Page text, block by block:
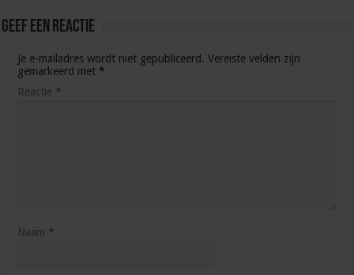
Geef een reactie
Je e-mailadres wordt niet gepubliceerd. Vereiste velden zijn
gemarkeerd met *
Reactie *
Naam *